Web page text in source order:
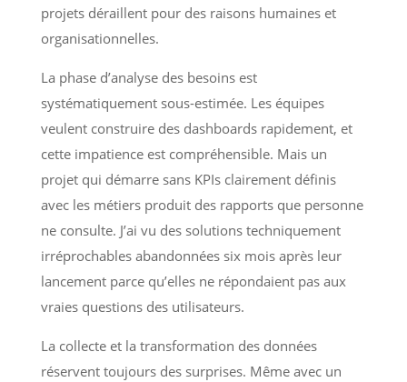
projets déraillent pour des raisons humaines et
organisationnelles.
La phase d’analyse des besoins est
systématiquement sous-estimée. Les équipes
veulent construire des dashboards rapidement, et
cette impatience est compréhensible. Mais un
projet qui démarre sans KPIs clairement définis
avec les métiers produit des rapports que personne
ne consulte. J’ai vu des solutions techniquement
irréprochables abandonnées six mois après leur
lancement parce qu’elles ne répondaient pas aux
vraies questions des utilisateurs.
La collecte et la transformation des données
réservent toujours des surprises. Même avec un